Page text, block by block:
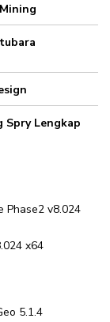
Spry Lengkap
Phase2 v8.024
x64
5.1.4